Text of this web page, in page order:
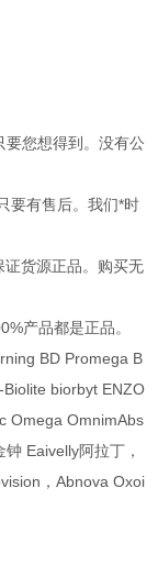
要您想得到。没有公
要有售后。我们*时
证货源正品。购买无
产品都是正品。
BD Promega B
biorbyt ENZO
Omega OmnimAbs
Eaivelly阿拉丁，
，Abnova Oxoi